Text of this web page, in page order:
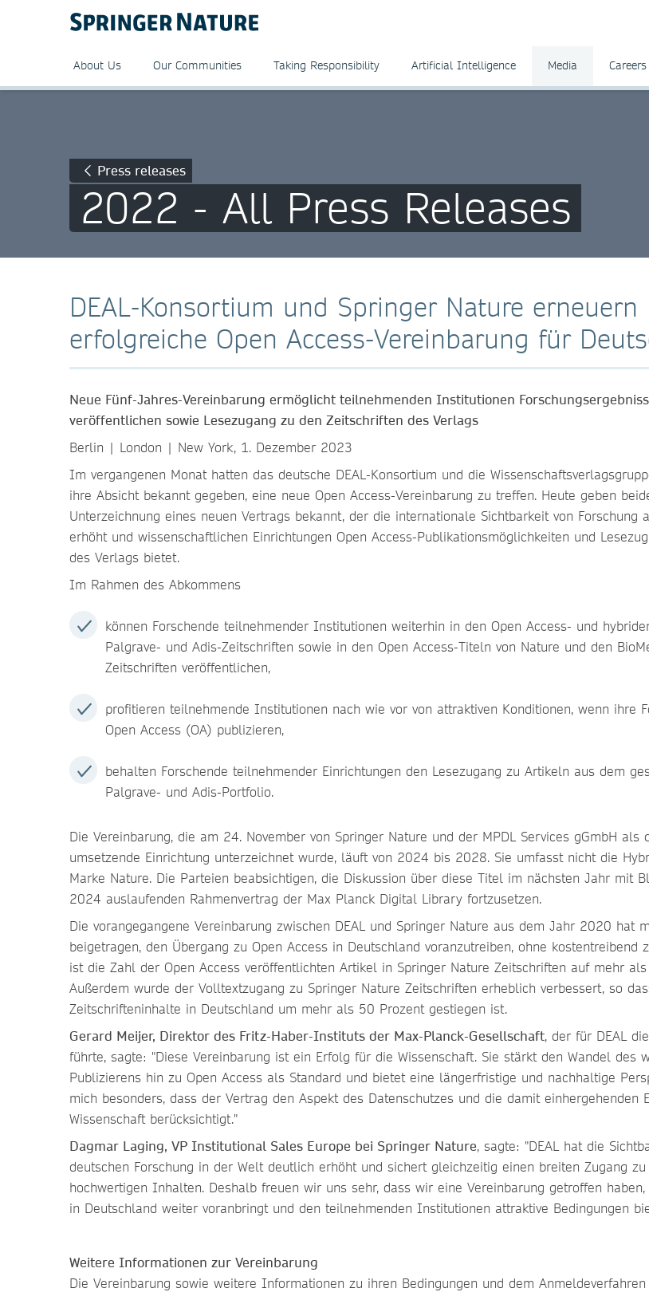
About Us Our Communities Taking Responsibility Artificial Intelligence Media Careers
Press releases
2022 - All Press Releases
DEAL-Konsortium und Springer Nature erneuern
erfolgreiche Open Access-Vereinbarung für
Neue Fünf-Jahres-Vereinbarung ermöglicht teilnehmenden Institutionen
veröffentlichen sowie Lesezugang zu den Zeitschriften des Verlags
Berlin | London | New York, 1. Dezember 2023
Im vergangenen Monat hatten das deutsche DEAL-Konsortium und die
ihre Absicht bekannt gegeben, eine neue Open Access-Vereinbarung zu treffen. Heute geben
Unterzeichnung eines neuen Vertrags bekannt, der die internationale Sichtbarkeit von Forschung
erhöht und wissenschaftlichen Einrichtungen Open Access-Publikationsmöglichkeiten und
des Verlags bietet.
Im Rahmen des Abkommens
können Forschende teilnehmender Institutionen weiterhin in den Open Access- und
Palgrave- und Adis-Zeitschriften sowie in den Open Access-Titeln von Nature und den
Zeitschriften veröffentlichen,
profitieren teilnehmende Institutionen nach wie vor von attraktiven Konditionen, wenn ihre
Open Access (OA) publizieren,
behalten Forschende teilnehmender Einrichtungen den Lesezugang zu Artikeln aus dem
Palgrave- und Adis-Portfolio.
Die Vereinbarung, die am 24. November von Springer Nature und der MPDL Services gGmbH als
umsetzende Einrichtung unterzeichnet wurde, läuft von 2024 bis 2028. Sie umfasst nicht die
Marke Nature. Die Parteien beabsichtigen, die Diskussion über diese Titel im nächsten Jahr mit
2024 auslaufenden Rahmenvertrag der Max Planck Digital Library fortzusetzen.
Die vorangegangene Vereinbarung zwischen DEAL und Springer Nature aus dem Jahr 2020 hat
beigetragen, den Übergang zu Open Access in Deutschland voranzutreiben, ohne kostentreibend
ist die Zahl der Open Access veröffentlichten Artikel in Springer Nature Zeitschriften auf mehr
Außerdem wurde der Volltextzugang zu Springer Nature Zeitschriften erheblich verbessert, so
Zeitschrifteninhalte in Deutschland um mehr als 50 Prozent gestiegen ist.
Gerard Meijer, Direktor des Fritz-Haber-Instituts der Max-Planck-Gesellschaft, der für DEAL
führte, sagte: "Diese Vereinbarung ist ein Erfolg für die Wissenschaft. Sie stärkt den Wandel des
Publizierens hin zu Open Access als Standard und bietet eine längerfristige und nachhaltige
mich besonders, dass der Vertrag den Aspekt des Datenschutzes und die damit einhergehenden
Wissenschaft berücksichtigt."
Dagmar Laging, VP Institutional Sales Europe bei Springer Nature, sagte: "DEAL hat die
deutschen Forschung in der Welt deutlich erhöht und sichert gleichzeitig einen breiten Zugang
hochwertigen Inhalten. Deshalb freuen wir uns sehr, dass wir eine Vereinbarung getroffen haben,
in Deutschland weiter voranbringt und den teilnehmenden Institutionen attraktive Bedingungen
Weitere Informationen zur Vereinbarung
Die Vereinbarung sowie weitere Informationen zu ihren Bedingungen und dem